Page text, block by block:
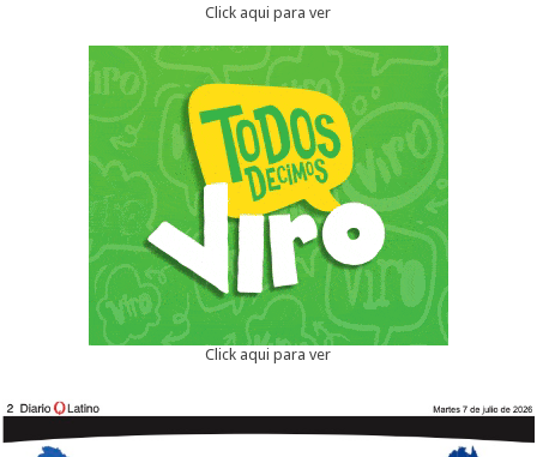
Click aqui para ver
Click aqui para ver